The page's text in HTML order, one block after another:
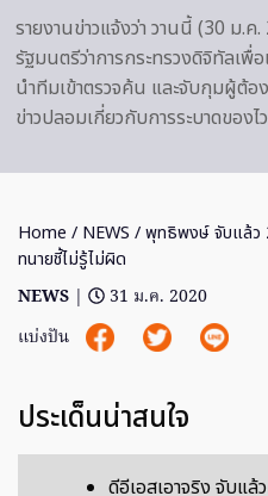
รายงานข่าวแจ้งว่า วานนี้ (30
รัฐมนตรีว่าการกระทรวงดิจิทัลเพื่
นำทีมเข้าตรวจค้น และจับกุมผู้ต้
ข่าวปลอมเกี่ยวกับการระบาดของไ
Home / NEWS / พุทธิพงษ์ จับแล้ว
ทนายชี้ไม่รู้ไม่ผิด
NEWS |
31 ม.ค. 2020
แบ่งปัน
ประเด็นน่าสนใจ
ดีอีเอสเอาจริง จับแล้